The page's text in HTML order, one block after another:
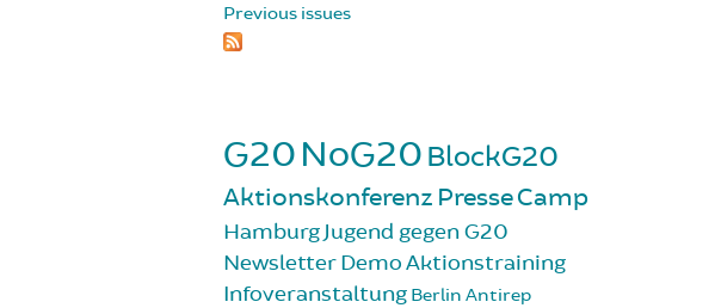
Previous issues
G20NoG20 BlockG20
Aktionskonferenz PresseCamp
HamburgJugend gegen G20
NewsletterDemoAktionstraining
Infoveranstaltung Berlin Antirep